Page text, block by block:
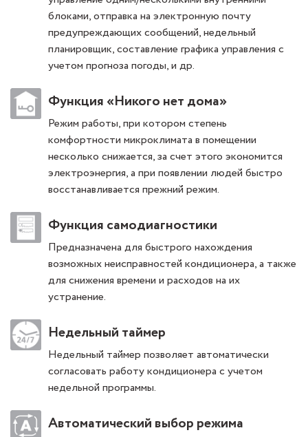
блоками, отправка на электронную почту
предупреждающих сообщений, недельный
планировщик, составление графика управления с
учетом прогноза погоды, и др.
Функция «Никого нет дома»
Режим работы, при котором степень
комфортности микроклимата в помещении
несколько снижается, за счет этого экономится
электроэнергия, а при появлении людей быстро
восстанавливается прежний режим.
Функция самодиагностики
Предназначена для быстрого нахождения
возможных неисправностей кондиционера, а также
для снижения времени и расходов на их
устранение.
Недельный таймер
Недельный таймер позволяет автоматически
согласовать работу кондиционера с учетом
недельной программы.
Автоматический выбор режима